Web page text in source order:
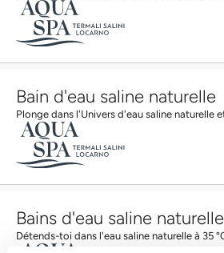
Bain d'eau saline naturelle
Bains d'eau saline naturelle